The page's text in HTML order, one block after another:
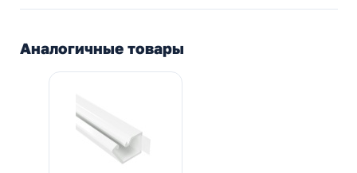
Аналогичные товары